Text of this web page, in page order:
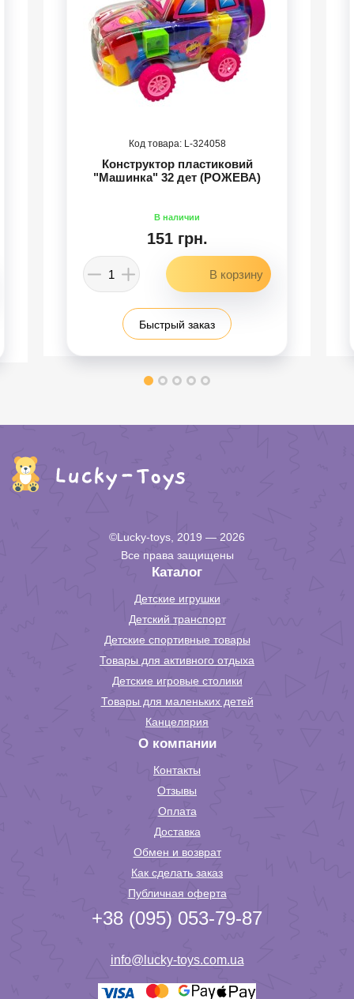
324058
Конструктор пластиковий
"Машинка" 32 дет (РОЖЕВА)
151 грн.
Быстрый заказ
©Lucky-toys, 2019 — 2026
Все права защищены
Каталог
Детские игрушки
Детский транспорт
Детские спортивные товары
Товары для активного отдыха
Детские игровые столики
Товары для маленьких детей
Канцелярия
О компании
Контакты
Отзывы
Оплата
Доставка
Обмен и возврат
Как сделать заказ
Публичная оферта
+38 (095) 053-79-87
info@lucky-toys.com.ua